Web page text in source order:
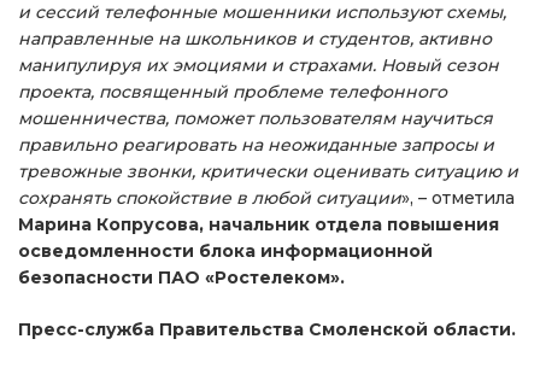
и сессий телефонные мошенники используют схемы,
направленные на школьников и студентов, активно
манипулируя их эмоциями и страхами. Новый сезон
проекта, посвященный проблеме телефонного
мошенничества, поможет пользователям научиться
правильно реагировать на неожиданные запросы и
тревожные звонки, критически оценивать ситуацию и
сохранять спокойствие в любой ситуации», – отметила
Марина Копрусова, начальник отдела повышения
осведомленности блока информационной
безопасности ПАО «Ростелеком».
Пресс-служба Правительства Смоленской области.